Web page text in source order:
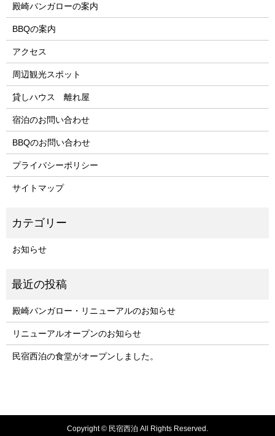
殿崎バンガローの案内
BBQの案内
アクセス
周辺観光スポット
貸しハウス 離れ屋
宿泊のお問い合わせ
BBQのお問い合わせ
プライバシーポリシー
サイトマップ
お知らせ
殿崎バンガロー・リニューアルのお知らせ
リニューアルオープンのお知らせ
民宿西泊の食堂がオープンしました。
Copyright © 民宿西泊 All Rights Reserved.